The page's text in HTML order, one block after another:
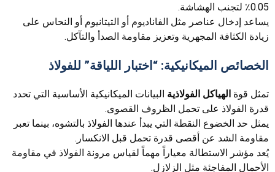
0.05٪ لتجنب الهشاشة.
يساعد إدخال عناصر مثل الفاناديوم أو التيتانيوم أو النحاس على
زيادة الكثافة المجهرية وتعزيز مقاومة الصدأ والتآكل.
الخصائص الميكانيكية: “اختبار اللياقة” للفولاذ
تمثل قوة الهياكل الفولاذية البيانات الميكانيكية الأساسية التي تحدد
قدرة الفولاذ على تحمل الظروف القصوى.
يمثل حد الخضوع النقطة التي يبدأ عندها الفولاذ بالتشوه، بينما تعبر
مقاومة الشد عن أقصى قدرة تحمل قبل الانكسار.
يُعد مؤشر الاستطالة معياراً مهماً لقياس مرونة الفولاذ في مقاومة
الأحمال المفاجئة مثل الزلازل.